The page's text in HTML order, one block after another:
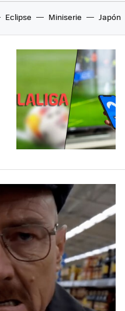
Eclipse Miniserie Japón